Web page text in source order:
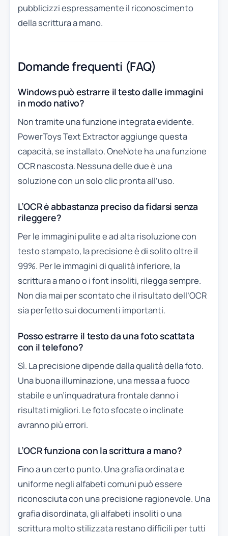
pubblicizzi espressamente il riconoscimento
della scrittura a mano.
Domande frequenti (FAQ)
Windows può estrarre il testo dalle immagini
in modo nativo?
Non tramite una funzione integrata evidente.
PowerToys Text Extractor aggiunge questa
capacità, se installato. OneNote ha una funzione
OCR nascosta. Nessuna delle due è una
soluzione con un solo clic pronta all’uso.
L’OCR è abbastanza preciso da fidarsi senza
rileggere?
Per le immagini pulite e ad alta risoluzione con
testo stampato, la precisione è di solito oltre il
99%. Per le immagini di qualità inferiore, la
scrittura a mano o i font insoliti, rilegga sempre.
Non dia mai per scontato che il risultato dell’OCR
sia perfetto sui documenti importanti.
Posso estrarre il testo da una foto scattata
con il telefono?
Sì. La precisione dipende dalla qualità della foto.
Una buona illuminazione, una messa a fuoco
stabile e un’inquadratura frontale danno i
risultati migliori. Le foto sfocate o inclinate
avranno più errori.
L’OCR funziona con la scrittura a mano?
Fino a un certo punto. Una grafia ordinata e
uniforme negli alfabeti comuni può essere
riconosciuta con una precisione ragionevole. Una
grafia disordinata, gli alfabeti insoliti o una
scrittura molto stilizzata restano difficili per tutti